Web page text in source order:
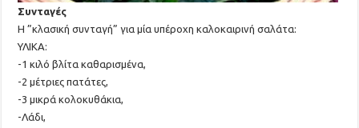
Συνταγές
Η ”κλασική συνταγή” για μία υπέροχη καλοκαιρινή σαλάτα:
ΥΛΙΚΑ:
-1 κιλό βλίτα καθαρισμένα,
-2 μέτριες πατάτες,
-3 μικρά κολοκυθάκια,
-Λάδι,